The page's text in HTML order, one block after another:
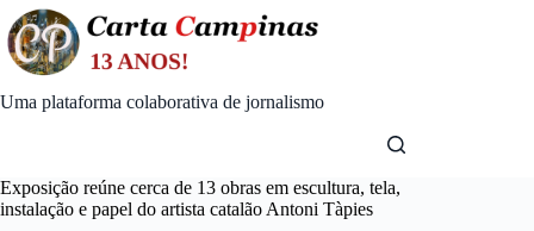
Skip
to
content
Uma plataforma colaborativa de jornalismo
Exposição reúne cerca de 13 obras em escultura, tela,
instalação e papel do artista catalão Antoni Tàpies